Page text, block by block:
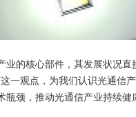
业的核心部件，其发展状况
这一观点，为我们认识光通
颈，推动光通信产业持续健